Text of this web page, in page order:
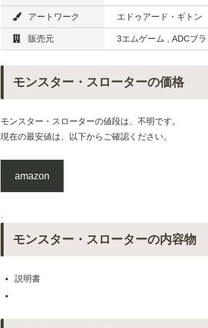
アートワーク エドゥアード・ギトン
販売元 3エムゲーム , ADCブ
モンスター・スローターの価格
モンスター・スローターの値段は、不明です。
現在の最安値は、以下からご確認ください。
amazon
.
モンスター・スローターの内容物
説明書